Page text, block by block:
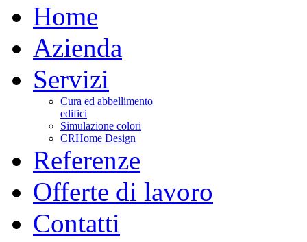
Home
Azienda
Servizi
Cura ed abbellimento
edifici
Simulazione colori
CRHome Design
Referenze
Offerte di lavoro
Contatti